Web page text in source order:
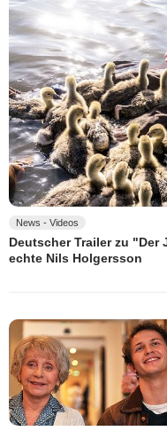
News - Videos
Deutscher Trailer zu
echte Nils Holgersson